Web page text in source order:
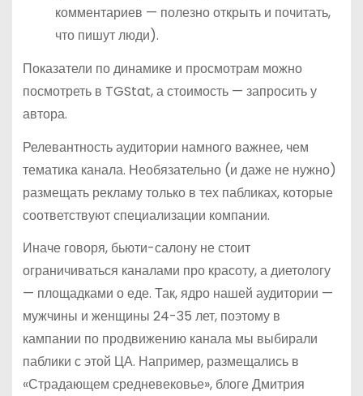
комментариев — полезно открыть и почитать,
что пишут люди).
Показатели по динамике и просмотрам можно
посмотреть в TGStat, а стоимость — запросить у
автора.
Релевантность аудитории намного важнее, чем
тематика канала. Необязательно (и даже не нужно)
размещать рекламу только в тех пабликах, которые
соответствуют специализации компании.
Иначе говоря, бьюти-салону не стоит
ограничиваться каналами про красоту, а диетологу
— площадками о еде. Так, ядро нашей аудитории —
мужчины и женщины 24-35 лет, поэтому в
кампании по продвижению канала мы выбирали
паблики с этой ЦА. Например, размещались в
«Страдающем средневековье», блоге Дмитрия